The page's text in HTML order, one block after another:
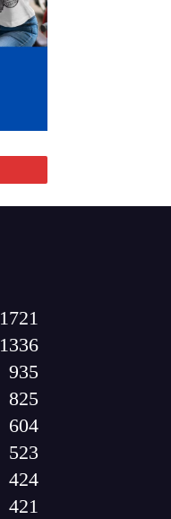
1721
1336
935
825
604
523
424
421